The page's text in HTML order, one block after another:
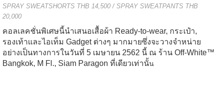
SPRAY SWEATSHORTS THB 14,500 / SPRAY SWEATPANTS THB
20,000
คอลเลคชั่นพิเศษนี้นำเสนอเสื้อผ้า Ready-to-wear, กระเป๋า,
รองเท้าและไอเท็ม Gadget ต่างๆ มากมายซึ่งจะวางจำหน่าย
อย่างเป็นทางการในวันที่ 5 เมษายน 2562 นี้ ณ ร้าน Off-White™
Bangkok, M Fl., Siam Paragon ที่เดียวเท่านั้น